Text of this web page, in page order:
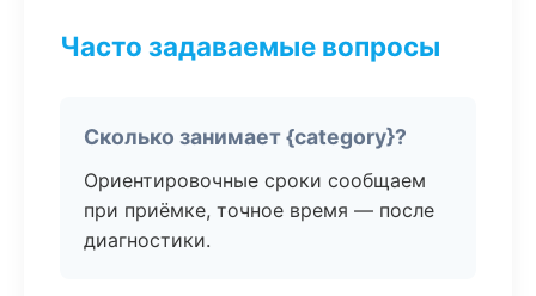
Часто задаваемые вопросы
Сколько занимает {category}?
Ориентировочные сроки сообщаем
при приёмке, точное время — после
диагностики.